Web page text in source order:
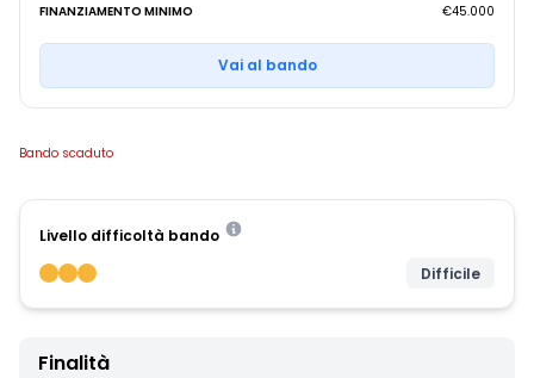
FINANZIAMENTO MINIMO €45.000
Vai al bando
Bando scaduto
Livello difficoltà bando
Difficile
Finalità